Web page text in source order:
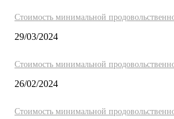
Стоимость минимальной
29/03/2024
Стоимость минимальной
26/02/2024
Стоимость минимальной